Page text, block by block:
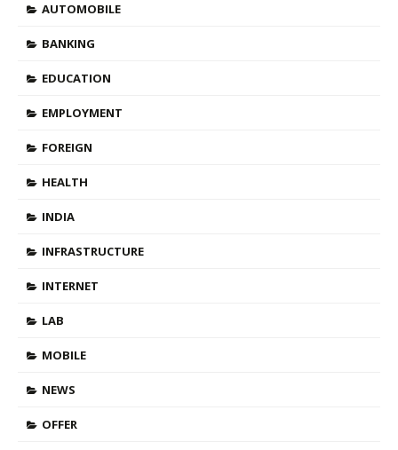
AUTOMOBILE
BANKING
EDUCATION
EMPLOYMENT
FOREIGN
HEALTH
INDIA
INFRASTRUCTURE
INTERNET
LAB
MOBILE
NEWS
OFFER